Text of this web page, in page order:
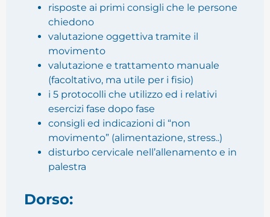
risposte ai primi consigli che le persone
chiedono
valutazione oggettiva tramite il
movimento
valutazione e trattamento manuale
(facoltativo, ma utile per i fisio)
i 5 protocolli che utilizzo ed i relativi
esercizi fase dopo fase
consigli ed indicazioni di “non
movimento” (alimentazione, stress..)
disturbo cervicale nell’allenamento e in
palestra
Dorso: